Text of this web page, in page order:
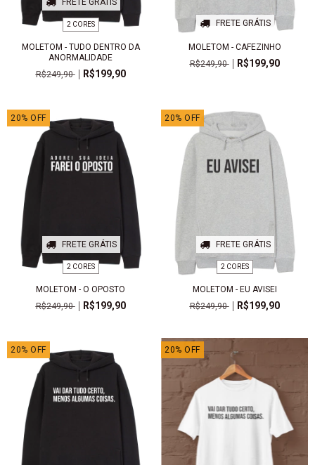
FRETE GRÁTIS
2 CORES
MOLETOM - TUDO DENTRO DA
ANORMALIDADE
R$249,90
R$199,90
FRETE GRÁTIS
MOLETOM - CAFEZINHO
R$249,90
R$199,90
20% OFF
FRETE GRÁTIS
2 CORES
MOLETOM - O OPOSTO
R$249,90
R$199,90
20% OFF
FRETE GRÁTIS
2 CORES
MOLETOM - EU AVISEI
R$249,90
R$199,90
20% OFF 20% OFF